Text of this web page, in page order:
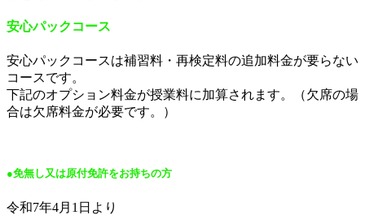
安心パックコース
安心パックコースは補習料・再検定料の追加料金が要らない
コースです。
下記のオプション料金が授業料に加算されます。（欠席の場
合は欠席料金が必要です。）
●免無し又は原付免許をお持ちの方
令和7年4月1日より